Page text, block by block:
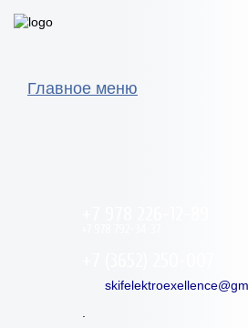
Главное меню